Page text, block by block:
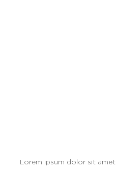
Lorem ipsum dolor sit amet